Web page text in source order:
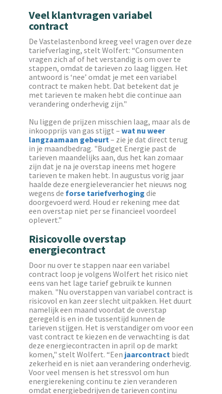
Veel klantvragen variabel
contract
De Vastelastenbond kreeg veel vragen over deze
tariefverlaging, stelt Wolfert: “Consumenten
vragen zich af of het verstandig is om over te
stappen, omdat de tarieven zo laag liggen. Het
antwoord is ‘nee’ omdat je met een variabel
contract te maken hebt. Dat betekent dat je
met tarieven te maken hebt die continue aan
verandering onderhevig zijn."
Nu liggen de prijzen misschien laag, maar als de
inkoopprijs van gas stijgt – wat nu weer
langzaamaan gebeurt– zie je dat direct terug
in je maandbedrag. "Budget Energie past de
tarieven maandelijks aan, dus het kan zomaar
zijn dat je na je overstap ineens met hogere
tarieven te maken hebt. In augustus vorig jaar
haalde deze energieleverancier het nieuws nog
wegens de forse tariefverhoging die
doorgevoerd werd. Houd er rekening mee dat
een overstap niet per se financieel voordeel
oplevert.”
Risicovolle overstap
energiecontract
Door nu over te stappen naar een variabel
contract loop je volgens Wolfert het risico niet
eens van het lage tarief gebruik te kunnen
maken. "Nu overstappen van variabel contract is
risicovol en kan zeer slecht uitpakken. Het duurt
namelijk een maand voordat de overstap
geregeld is en in de tussentijd kunnen de
tarieven stijgen. Het is verstandiger om voor een
vast contract te kiezen en de verwachting is dat
deze energiecontracten in april op de markt
komen," stelt Wolfert. “Een jaarcontractbiedt
zekerheid en is niet aan verandering onderhevig.
Voor veel mensen is het stressvol om hun
energierekening continu te zien veranderen
omdat energiebedrijven de tarieven continu